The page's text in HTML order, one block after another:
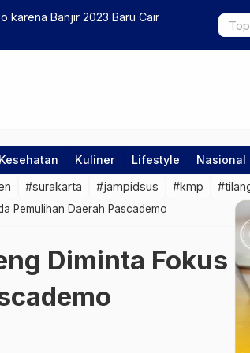
karena Banjir 2023 Baru Cair
Pemprov
Kesehatan Kuliner Lifestyle Nasional
#surakarta #jampidsus #kmp
Pemulihan Daerah Pascademo
Diminta Fokus